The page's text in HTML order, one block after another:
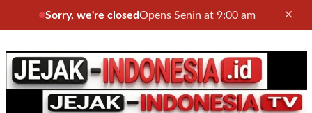
Sorry, we're closedOpens Senin at 9:00 am ×
to
content